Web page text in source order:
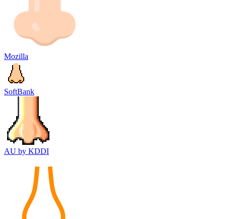
Mozilla
SoftBank
AU by KDDI